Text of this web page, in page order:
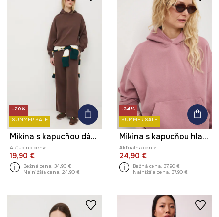
-20%
SUMMER SALE
Mikina s kapucňou dámska
Aktuálna cena:
19,90 €
Bežná cena: 34,90 €
Najnižšia cena: 24,90 €
-34%
SUMMER SALE
Mikina s kapucňou hladká
Aktuálna cena:
24,90 €
Bežná cena: 37,90 €
Najnižšia cena: 37,90 €